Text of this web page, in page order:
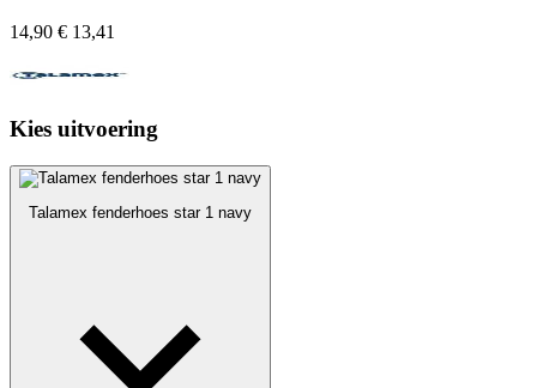
14,90 € 13,41
Kies uitvoering
Talamex fenderhoes star 1 navy